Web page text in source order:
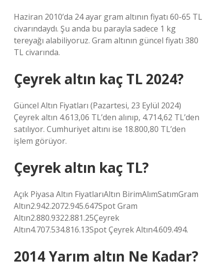
Haziran 2010’da 24 ayar gram altının fiyatı 60-65 TL
civarındaydı. Şu anda bu parayla sadece 1 kg
tereyağı alabiliyoruz. Gram altının güncel fiyatı 380
TL civarında.
Çeyrek altın kaç TL 2024?
Güncel Altın Fiyatları (Pazartesi, 23 Eylül 2024)
Çeyrek altın 4.613,06 TL’den alınıp, 4.714,62 TL’den
satılıyor. Cumhuriyet altını ise 18.800,80 TL’den
işlem görüyor.
Çeyrek altın kaç TL?
Açık Piyasa Altın FiyatlarıAltın BirimAlımSatımGram
Altın2.942.2072.945.647Spot Gram
Altın2.880.9322.881.25Çeyrek
Altın4.707.534.816.13Spot Çeyrek Altın4.609.494.
2014 Yarım altın Ne Kadar?